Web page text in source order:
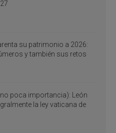
su patrimonio a 2026:
y también sus retos
poca importancia): León
la ley vaticana de